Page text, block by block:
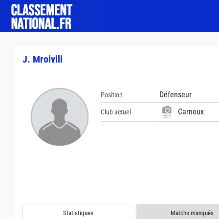
J. Mroivili
Position Défenseur
Club actuel Carnoux
Statistiques Matchs manqués